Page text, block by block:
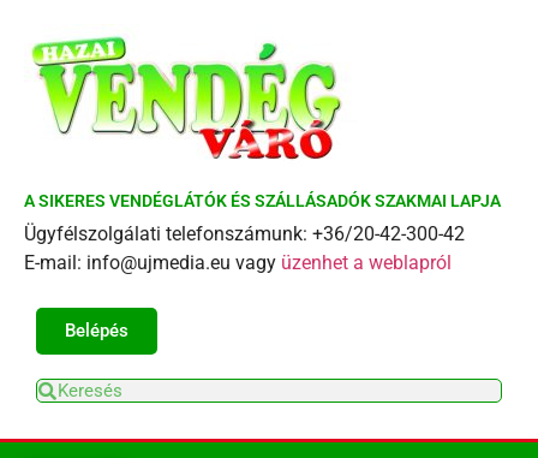
A SIKERES VENDÉGLÁTÓK ÉS SZÁLLÁSADÓK SZAKMAI LAPJA
Ügyfélszolgálati telefonszámunk: +36/20-42-300-42
E-mail: info@ujmedia.eu vagy üzenhet a weblapról
Belépés